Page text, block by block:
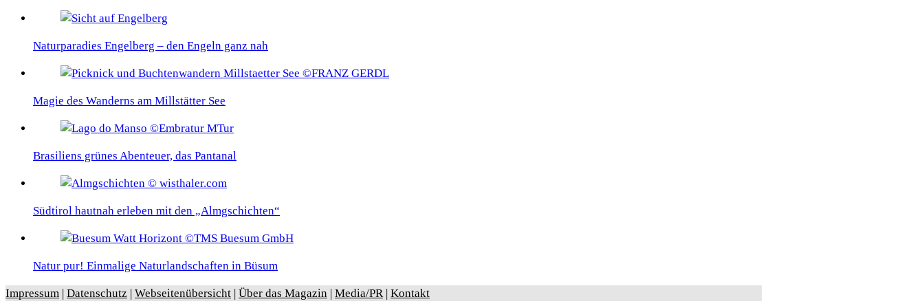
Naturparadies Engelberg – den Engeln ganz nah
Magie des Wanderns am Millstätter See
Brasiliens grünes Abenteuer, das Pantanal
Südtirol hautnah erleben mit den „Almgschichten“
Natur pur! Einmalige Naturlandschaften in Büsum
Impressum Datenschutz Webseitenübersicht Über das Magazin Media/PR| Kontakt